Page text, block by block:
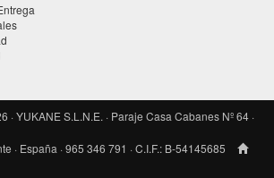
YUKANE S.L.N.E. · Paraje Casa Cabanes Nº 64 ·
· España · 965 346 791 · C.I.F.: B-54145685